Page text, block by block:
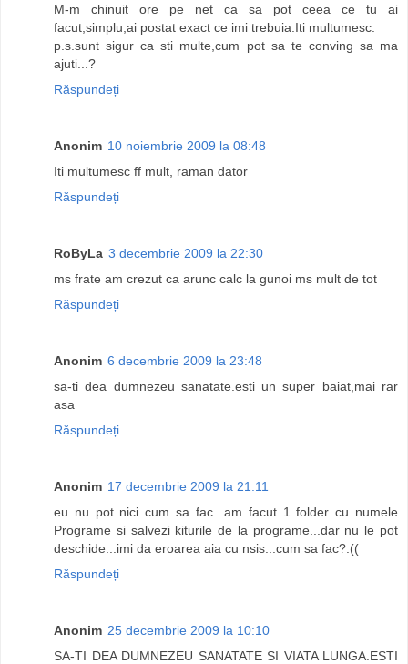
M-m chinuit ore pe net ca sa pot ceea ce tu ai
facut,simplu,ai postat exact ce imi trebuia.Iti multumesc.
p.s.sunt sigur ca sti multe,cum pot sa te conving sa ma
ajuti...?
Răspundeți
Anonim 10 noiembrie 2009 la 08:48
Iti multumesc ff mult, raman dator
Răspundeți
RoByLa 3 decembrie 2009 la 22:30
ms frate am crezut ca arunc calc la gunoi ms mult de tot
Răspundeți
Anonim 6 decembrie 2009 la 23:48
sa-ti dea dumnezeu sanatate.esti un super baiat,mai rar
asa
Răspundeți
Anonim 17 decembrie 2009 la 21:11
eu nu pot nici cum sa fac...am facut 1 folder cu numele
Programe si salvezi kiturile de la programe...dar nu le pot
deschide...imi da eroarea aia cu nsis...cum sa fac?:((
Răspundeți
Anonim 25 decembrie 2009 la 10:10
SA-TI DEA DUMNEZEU SANATATE SI VIATA LUNGA.ESTI